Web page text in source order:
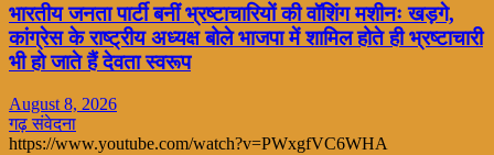
भारतीय जनता पार्टी बनीं भ्रष्टाचारियों की वॉशिंग मशीनः खड़गे,
कांग्रेस के राष्ट्रीय अध्यक्ष बोले भाजपा में शामिल होते ही भ्रष्टाचारी
भी हो जाते हैं देवता स्वरूप
August 8, 2026
गढ़ संवेदना
https://www.youtube.com/watch?v=PWxgfVC6WHA